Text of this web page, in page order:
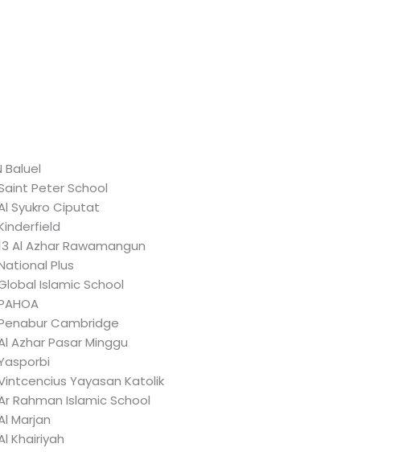
Baluel
Peter School
Syukro Ciputat
Al Azhar Rawamangun
Plus
Islamic School
Cambridge
Azhar Pasar Minggu
Yayasan Katolik
Rahman Islamic School
Marjan
Khairiyah